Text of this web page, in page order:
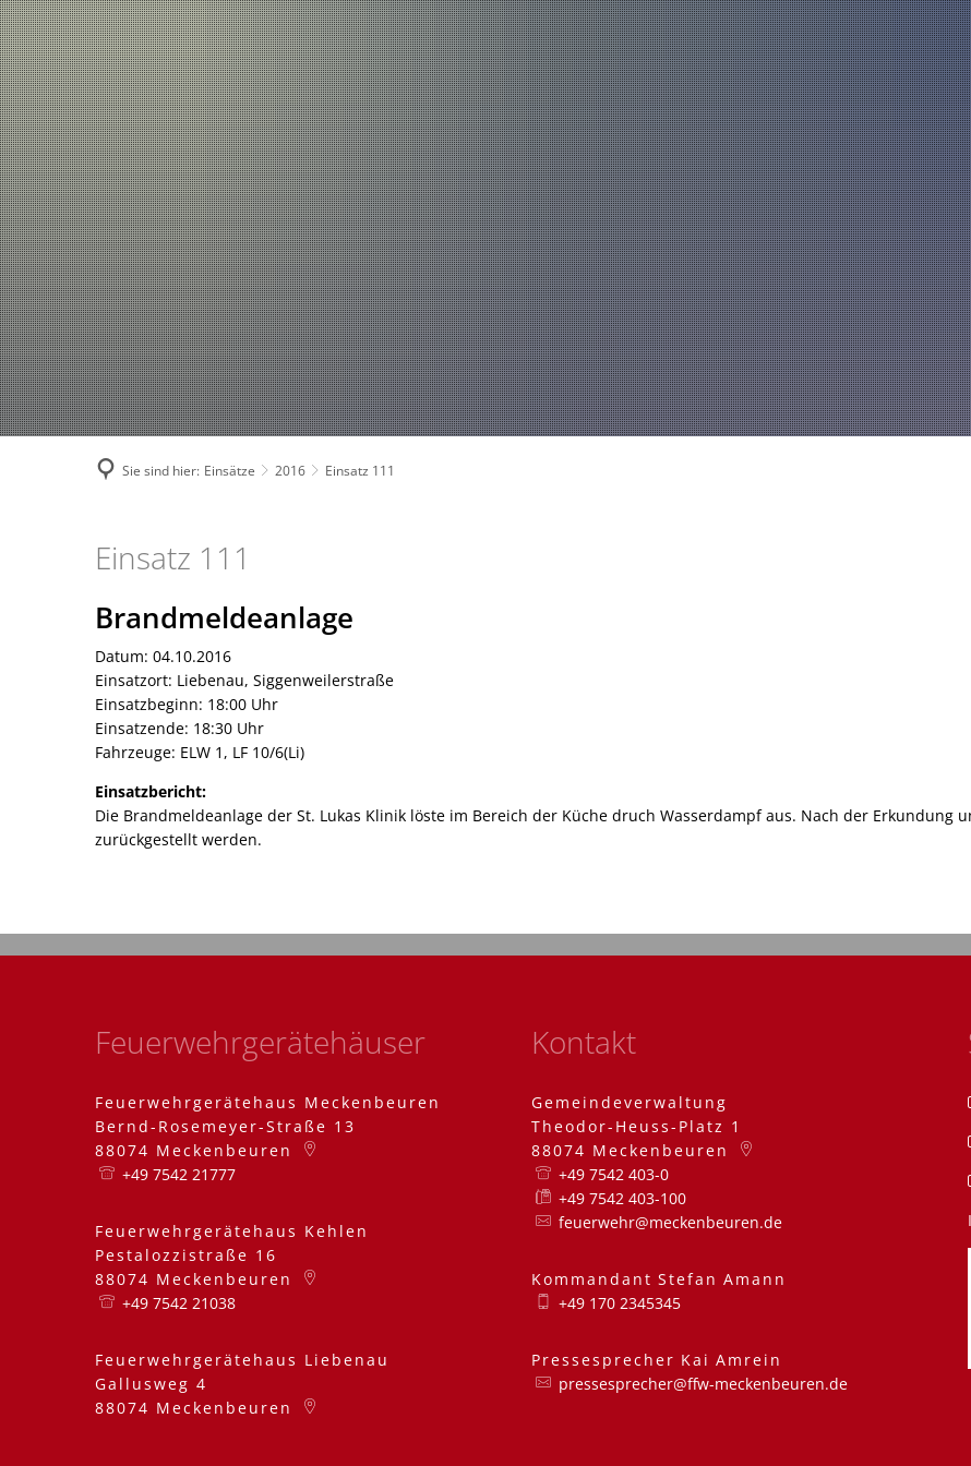
Einsätze
2026
2025
2024
2023
2022
2021
Aktuelles Über uns
Führung und Organisation
Fachgebiete und Funktionsträger
Mannschaft
Fahrzeuge und Technik Jugend
Sie sind hier: Einsätze 2016 Einsatz 111
Einsatz 111
Brandmeldeanlage
Datum: 04.10.2016
Einsatzort: Liebenau, Siggenweilerstraße
Einsatzbeginn: 18:00 Uhr
Einsatzende: 18:30 Uhr
Fahrzeuge: ELW 1, LF 10/6(Li)
Einsatzbericht:
Die Brandmeldeanlage der St. Lukas Klinik löste im Bereich der Küche druch Wasserdampf aus. Nach der Erkundung
zurückgestellt werden.
Feuerwehrgerätehäuser
Feuerwehrgerätehaus Meckenbeuren
Bernd-Rosemeyer-Straße 13
88074 Meckenbeuren
+49 7542 21777
Feuerwehrgerätehaus Kehlen
Pestalozzistraße 16
88074 Meckenbeuren
+49 7542 21038
Feuerwehrgerätehaus Liebenau
Gallusweg 4
88074 Meckenbeuren
Kontakt
Gemeindeverwaltung
Theodor-Heuss-Platz 1
88074 Meckenbeuren
+49 7542 403-0
+49 7542 403-100
feuerwehr@meckenbeuren.de
Kommandant Stefan Amann
+49 170 2345345
Pressesprecher Kai Amrein
pressesprecher@ffw-meckenbeuren.de